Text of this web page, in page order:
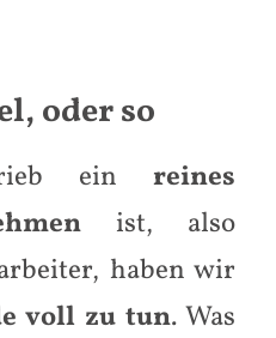
oder so
einreines
ist, also
haben wir
voll zu tun. Was